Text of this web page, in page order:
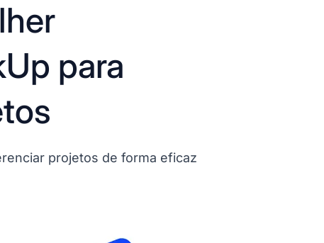
para
projetos de forma eficaz